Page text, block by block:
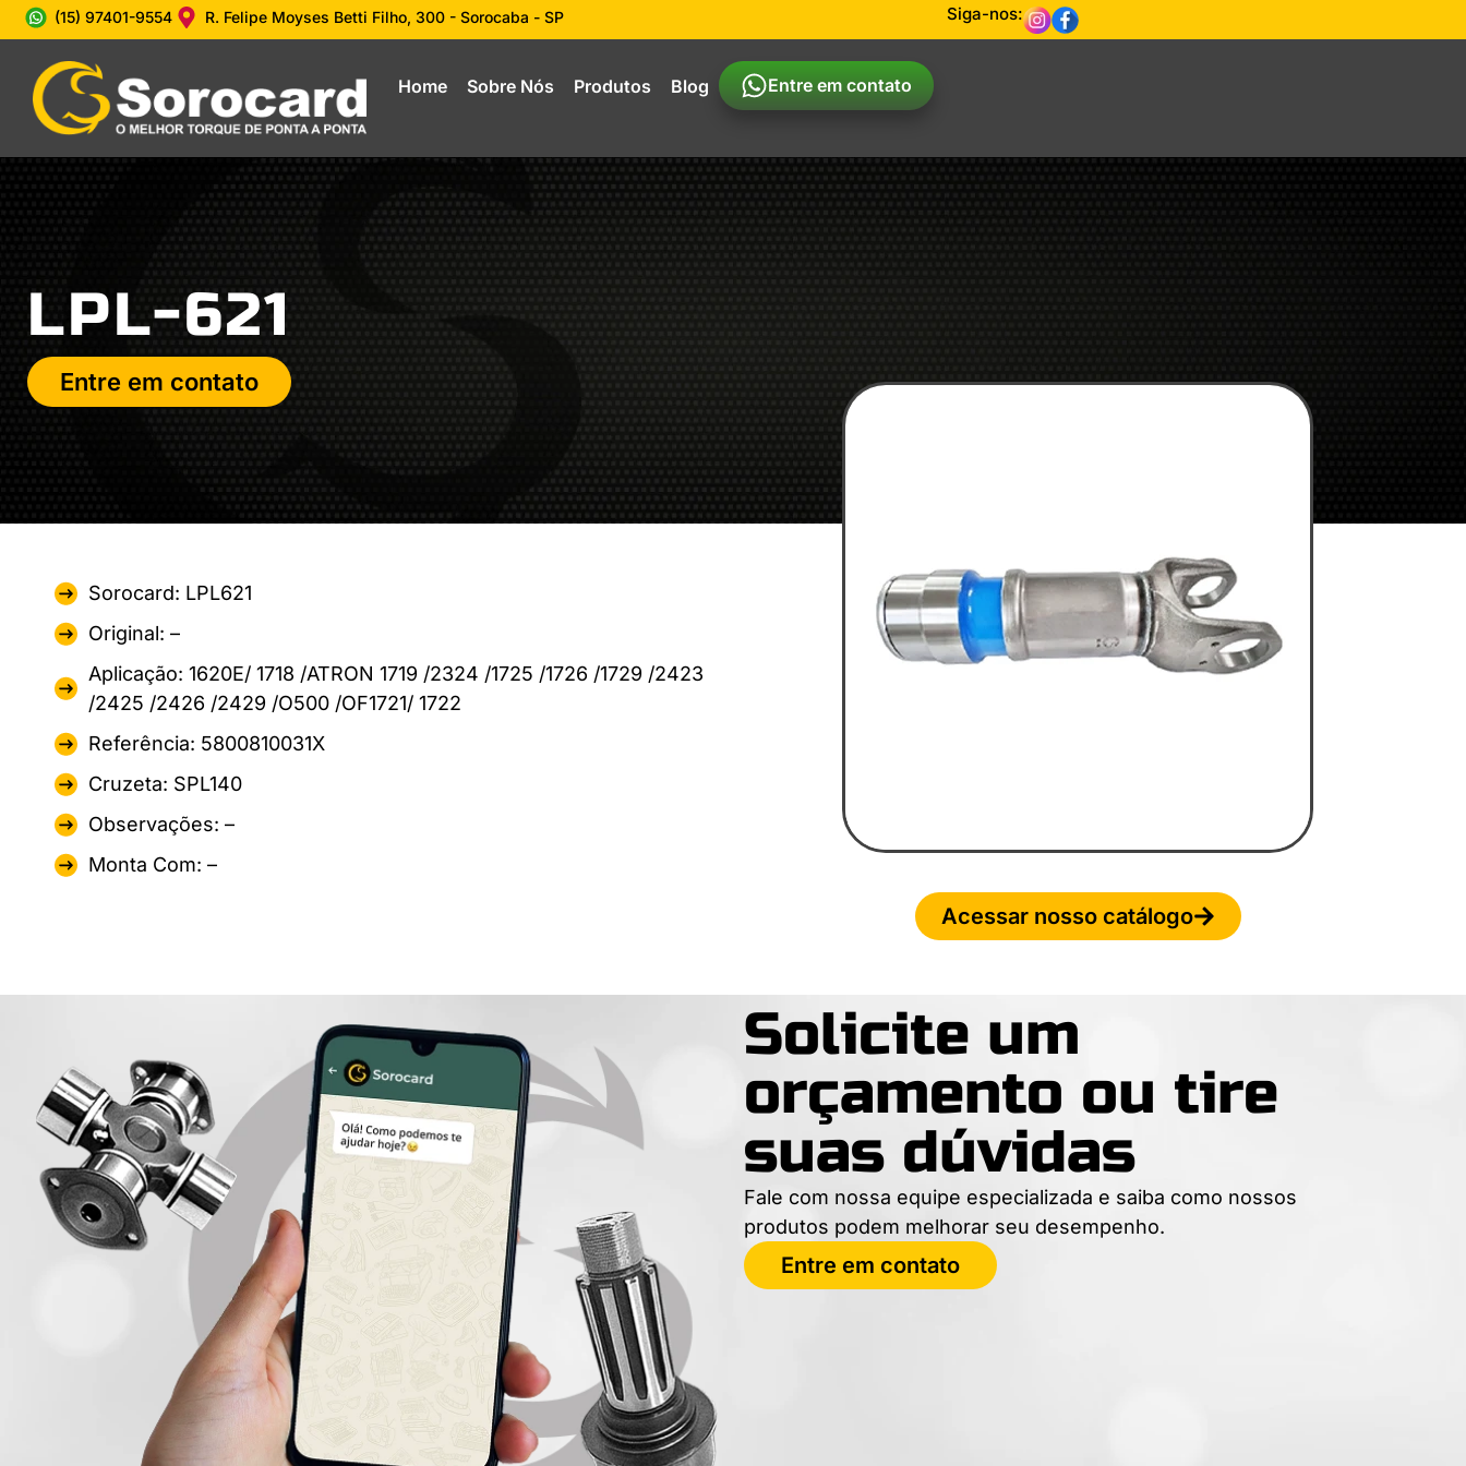
(15) 97401-9554 R. Felipe Moyses Betti Filho, 300 - Sorocaba - SP Siga-nos:
Home Sobre Nós Produtos Blog Entre em contato
LPL-621
Entre em contato
Sorocard: LPL621
Original: –
Aplicação: 1620E/ 1718 /ATRON 1719 /2324 /1725 /1726 /1729 /2423
/2425 /2426 /2429 /O500 /OF1721/ 1722
Referência: 5800810031X
Cruzeta: SPL140
Observações: –
Monta Com: –
Acessar nosso catálogo
Solicite um
orçamento ou tire
suas dúvidas
Fale com nossa equipe especializada e saiba como nossos
produtos podem melhorar seu desempenho.
Entre em contato